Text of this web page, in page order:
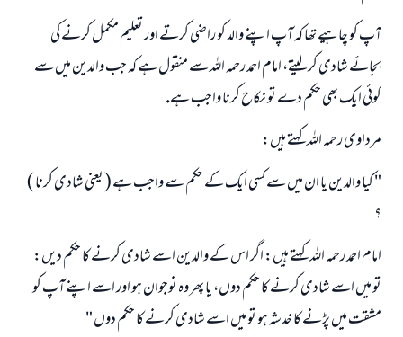
آپ كو چاہيے تھا كہ آپ اپنے والد كو راضى كرتے اور تعليم مكمل كرنے كى
بجائے شادى كر ليتے، امام احمد رحمہ اللہ سے منقول ہے كہ جب والدين ميں سے
كوئى ايك بھى حكم دے تو نكاح كرنا واجب ہے.
مرداوى رحمہ اللہ كہتے ہيں:
" كيا والدين يا ان ميں سے كسى ايك كے حكم سے واجب ہے ( يعنى شادى كرنا )
؟
امام احمد رحمہ اللہ كہتے ہيں: اگر اس كے والدين اسے شادى كرنے كا حكم ديں:
تو ميں اسے شادى كرنے كا حكم دوں، يا پھر وہ نوجوان ہو اور اسے اپنے آپ كو
مشقت ميں پڑنے كا خدشہ ہو تو ميں اسے شادى كرنے كا حكم دوں "